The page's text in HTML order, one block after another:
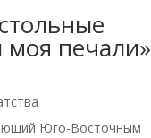
печали»
Юго-Восточным